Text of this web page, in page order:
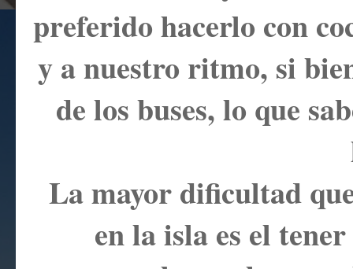
preferido hacerlo con
y a nuestro ritmo, si
de los buses, lo que
La mayor dificultad
en la isla es el